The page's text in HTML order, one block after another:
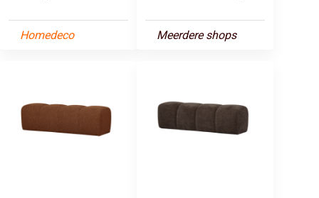
Homedeco Meerdere shops